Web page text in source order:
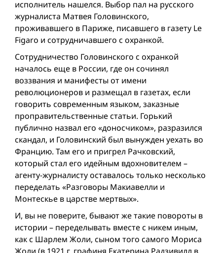
исполнитель нашелся. Выбор пал на русского
журналиста Матвея Головинского,
проживавшего в Париже, писавшего в газету Le
Figaro и сотрудничавшего с охранкой.
Сотрудничество Головинского с охранкой
началось еще в России, где он сочинял
воззвания и манифесты от имени
революционеров и размещал в газетах, если
говорить современным языком, заказные
проправительственные статьи. Горький
публично назвал его «доносчиком», разразился
скандал, и Головинский был вынужден уехать во
Францию. Там его и пригрел Рачковский,
который стал его идейным вдохновителем –
агенту-журналисту оставалось только несколько
переделать «Разговоры Макиавелли и
Монтескье в царстве мертвых».
И, вы не поверите, бывают же такие повороты в
истории – переделывать вместе с никем иным,
как с Шарлем Жоли, сыном того самого Мориса
Жоли (в 1921 г. графиня Екатерина Радзивилл в